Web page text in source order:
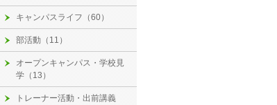
キャンパスライフ（60）
部活動（11）
オープンキャンパス・学校見
学（13）
トレーナー活動・出前講義